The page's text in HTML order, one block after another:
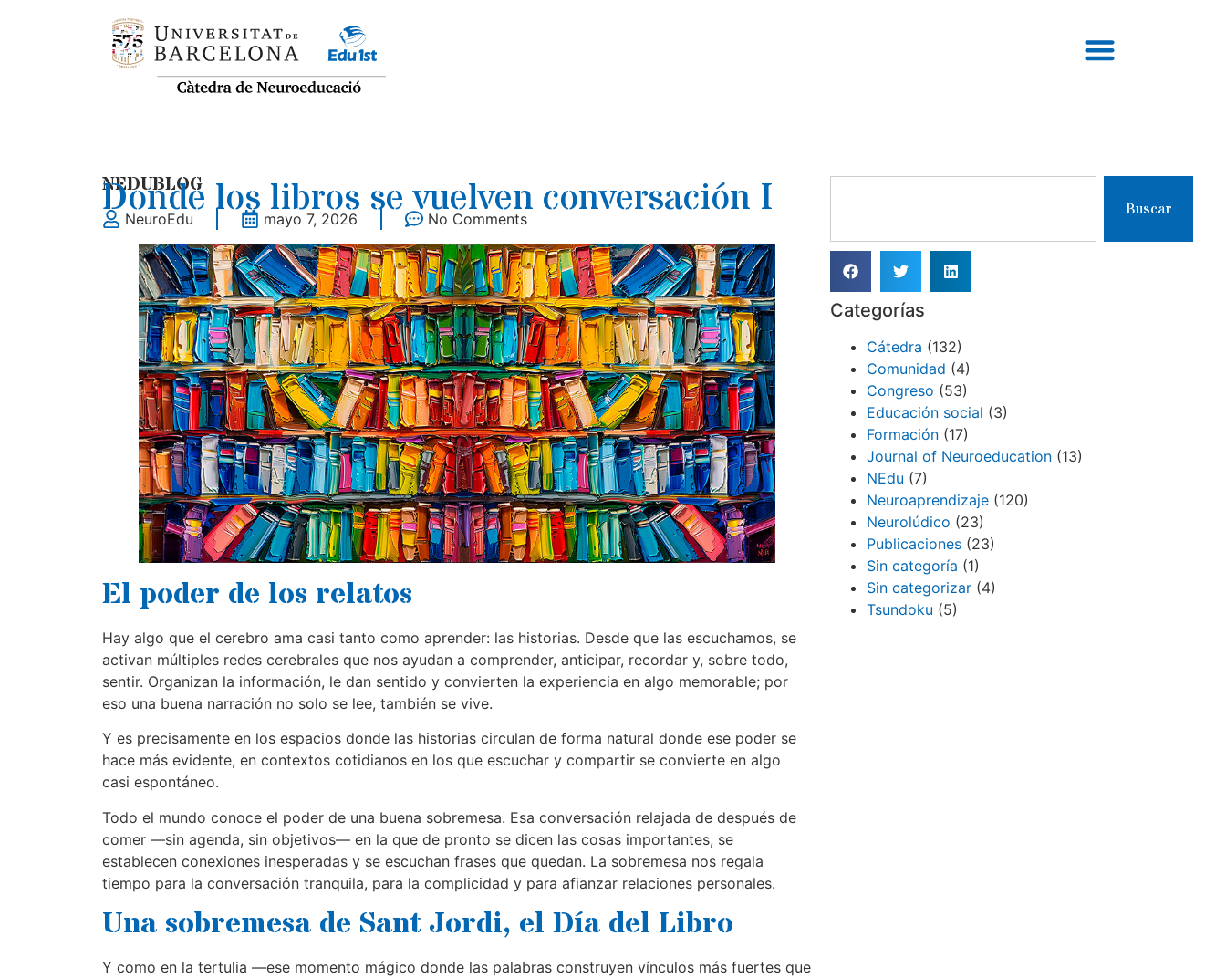
NEDUBLOG
Donde los libros se vuelven conversación I
NeuroEdu mayo 7, 2026 No Comments
El poder de los relatos
Hay algo que el cerebro ama casi tanto como aprender: las historias. Desde que las escuchamos, se
activan múltiples redes cerebrales que nos ayudan a comprender, anticipar, recordar y, sobre todo,
sentir. Organizan la información, le dan sentido y convierten la experiencia en algo memorable; por
eso una buena narración no solo se lee, también se vive.
Y es precisamente en los espacios donde las historias circulan de forma natural donde ese poder se
hace más evidente, en contextos cotidianos en los que escuchar y compartir se convierte en algo
casi espontáneo.
Todo el mundo conoce el poder de una buena sobremesa. Esa conversación relajada de después de
comer —sin agenda, sin objetivos— en la que de pronto se dicen las cosas importantes, se
establecen conexiones inesperadas y se escuchan frases que quedan. La sobremesa nos regala
tiempo para la conversación tranquila, para la complicidad y para afianzar relaciones personales.
Una sobremesa de Sant Jordi, el Día del Libro
Y como en la tertulia —ese momento mágico donde las palabras construyen vínculos más fuertes que
Buscar
Categorías
Cátedra (132)
Comunidad (4)
Congreso (53)
Educación social (3)
Formación (17)
Journal of Neuroeducation (13)
NEdu (7)
Neuroaprendizaje (120)
Neurolúdico (23)
Publicaciones (23)
Sin categoría (1)
Sin categorizar (4)
Tsundoku (5)